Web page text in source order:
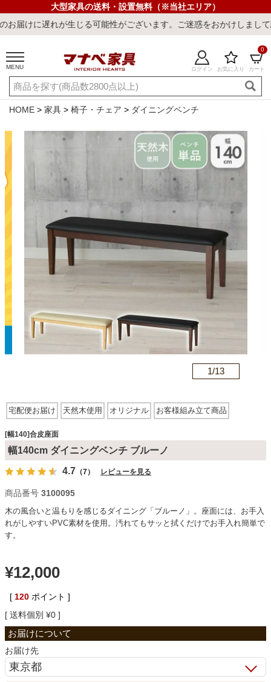
大型家具の送料・設置無料（※当社エリア）
じる可能性がございます。ご迷惑をおかけしまして誠に申し訳ござ
MENU ログイン お気に入り カート
0
ご利用ガイド 新規会員登録
店舗一覧 閲覧履歴
キーワード・商品番号で探す
最短発送 冷感ラグ ワークデスク ウィルトンラ
カテゴリから探す
ダイニングテーブル・セット
椅子・チェア
食器棚・キッチン収納
収納家具
HOME 家具 椅子・チェア ダイニングベンチ
1/13
宅配便お届け 天然木使用 オリジナル お客様組み立て商品
合皮座面 木脚
[幅140]合皮座面
幅140cm ダイニングベンチ ブルーノ
4.7 （7） レビューを見る
商品番号 3100095
木の風合いと温もりを感じるダイニング「ブルーノ」。座面には、お手入
れがしやすいPVC素材を使用。汚れてもサッと拭くだけでお手入れ簡単で
す。
¥12,000
[ 120 ポイント ]
送料個別 ¥0
お届け先